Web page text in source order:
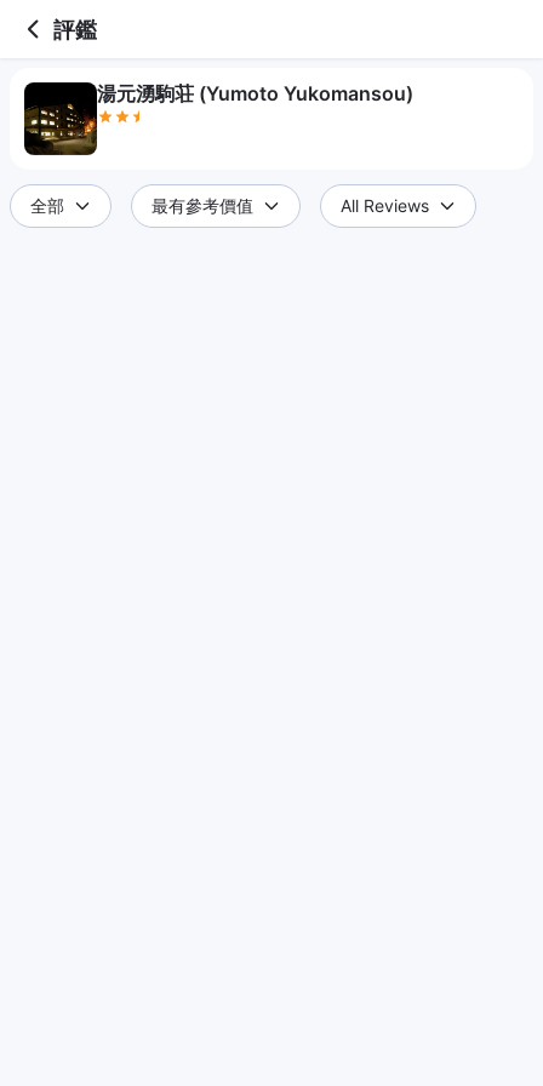
評鑑
湯元湧駒荘 (Yumoto Yukomansou)
全部 最有參考價值 All Reviews